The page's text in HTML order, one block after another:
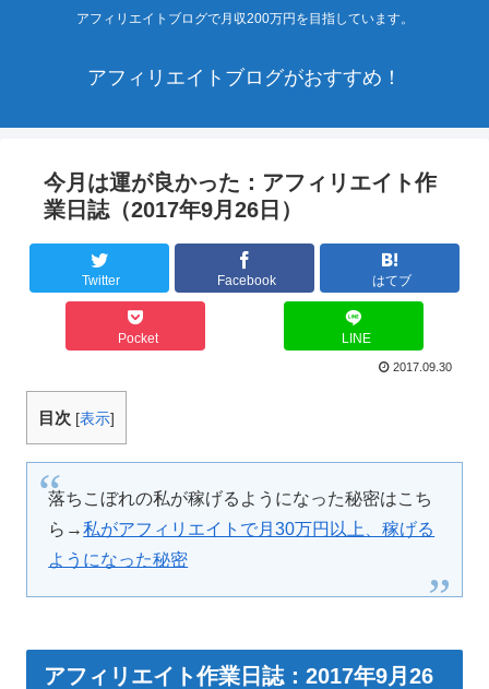
アフィリエイトブログで月収200万円を目指しています。
アフィリエイトブログがおすすめ！
今月は運が良かった：アフィリエイト作
業日誌（2017年9月26日）
Twitter Facebook はてブ
Pocket LINE
2017.09.30
目次 [表示]
落ちこぼれの私が稼げるようになった秘密はこち
ら→私がアフィリエイトで月30万円以上、稼げる
ようになった秘密
アフィリエイト作業日誌：2017年9月26